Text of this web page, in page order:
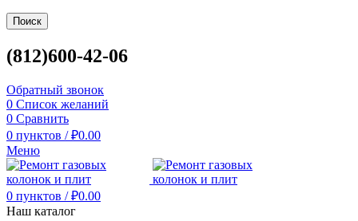
Поиск
(812)600-42-06
Обратный звонок
0 Список желаний
0 Сравнить
0 пунктов / ₽0.00
Меню
0 пунктов / ₽0.00
Наш каталог